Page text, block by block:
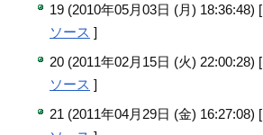
19 (2010年05月03日 (月) 18:36:48) [
ソース ]
20 (2011年02月15日 (火) 22:00:28) [
ソース ]
21 (2011年04月29日 (金) 16:27:08) [